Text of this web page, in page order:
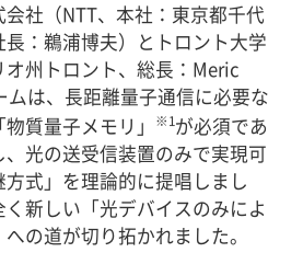
会社（NTT、本社：東京都千代
：鵜浦博夫）とトロント大学
オ州トロント、総長：Meric
は、長距離量子通信に必要な
質量子メモリ」
※1が必須であ
光の送受信装置のみで実現可
式」を理論的に提唱しまし
新しい「光デバイスのみによ
の道が切り拓かれました。